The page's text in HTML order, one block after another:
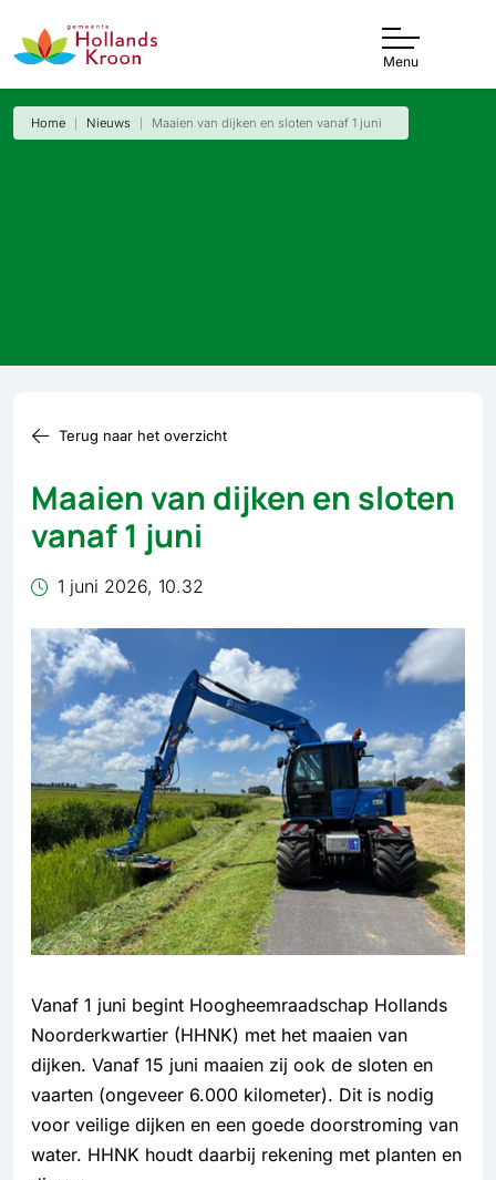
Menu
Home Nieuws Maaien van dijken en sloten vanaf 1 juni
Terug naar het overzicht
Maaien van dijken en sloten
vanaf 1 juni
1 juni 2026, 10.32
Vanaf 1 juni begint Hoogheemraadschap Hollands
Noorderkwartier (HHNK) met het maaien van
dijken. Vanaf 15 juni maaien zij ook de sloten en
vaarten (ongeveer 6.000 kilometer). Dit is nodig
voor veilige dijken en een goede doorstroming van
water. HHNK houdt daarbij rekening met planten en